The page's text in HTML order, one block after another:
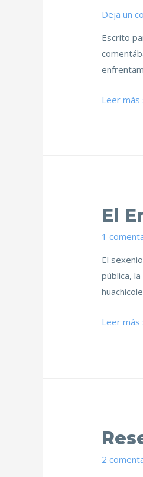
Deja un
Escrito
Leer más
El
1
El
pública,
Leer más
2